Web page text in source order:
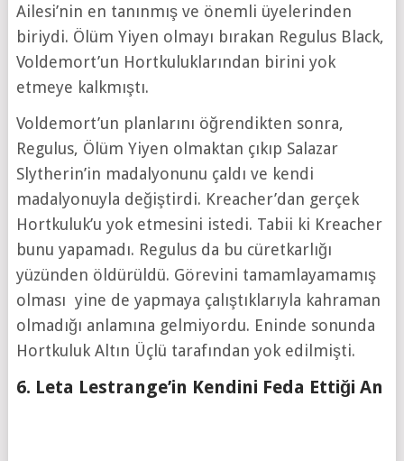
Ailesi’nin en tanınmış ve önemli üyelerinden
biriydi. Ölüm Yiyen olmayı bırakan Regulus Black,
Voldemort’un Hortkuluklarından birini yok
etmeye kalkmıştı.
Voldemort’un planlarını öğrendikten sonra,
Regulus, Ölüm Yiyen olmaktan çıkıp Salazar
Slytherin’in madalyonunu çaldı ve kendi
madalyonuyla değiştirdi. Kreacher’dan gerçek
Hortkuluk’u yok etmesini istedi. Tabii ki Kreacher
bunu yapamadı. Regulus da bu cüretkarlığı
yüzünden öldürüldü. Görevini tamamlayamamış
olması yine de yapmaya çalıştıklarıyla kahraman
olmadığı anlamına gelmiyordu. Eninde sonunda
Hortkuluk Altın Üçlü tarafından yok edilmişti.
6. Leta Lestrange’in Kendini Feda Ettiği An